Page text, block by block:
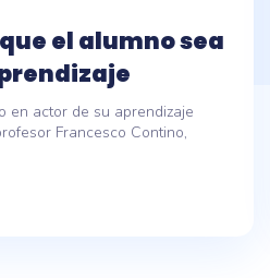
el alumno sea
en actor de su aprendizaje
Francesco Contino,